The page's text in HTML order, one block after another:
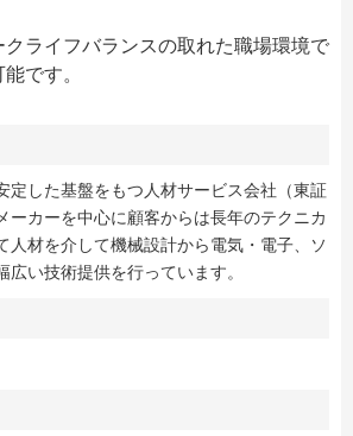
ライフバランスの取れた職場環境で
です。
定した基盤をもつ人材サービス会社（東証
ーカーを中心に顧客からは長年のテクニカ
人材を介して機械設計から電気・電子、ソ
広い技術提供を行っています。